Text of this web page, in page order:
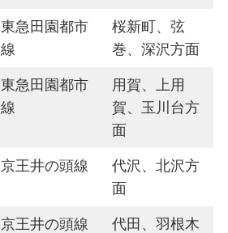
東急田園都市
線
桜新町、弦
巻、深沢方面
東急田園都市
線
用賀、上用
賀、玉川台方
面
京王井の頭線
代沢、北沢方
面
京王井の頭線
代田、羽根木